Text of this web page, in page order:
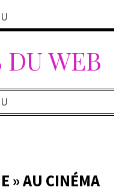
WEB
» AU CINÉMA